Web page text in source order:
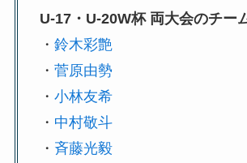
U-17・U-20W杯 両大会のチー
・ 鈴木彩艶
・ 菅原由勢
・ 小林友希
・ 中村敬斗
・ 斉藤光毅